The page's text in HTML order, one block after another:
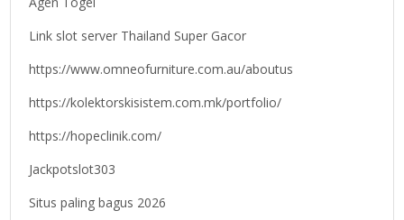
Link slot server Thailand Super Gacor
https://www.omneofurniture.com.au/aboutus
https://kolektorskisistem.com.mk/portfolio/
https://hopeclinik.com/
Jackpotslot303
Situs paling bagus 2026